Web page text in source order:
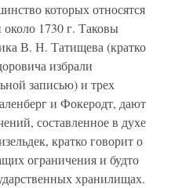
которых относятся
1730 г. Таковы
В. Н. Татищева (кратко
избрали
записью) и трех
и Фокеродт, дают
составленное в духе
кратко говорит о
ограничения и будто
хранилищах.